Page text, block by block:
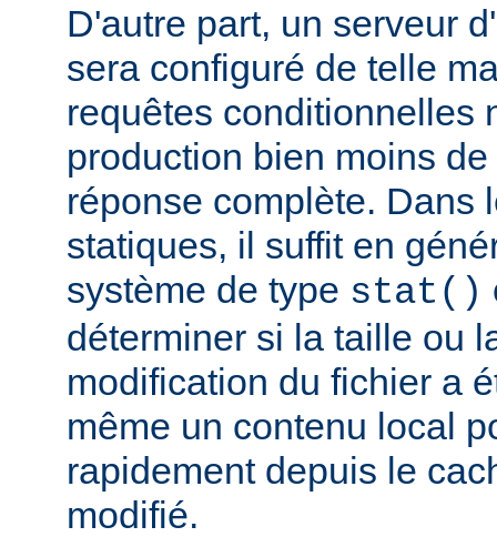
D'autre part, un serveur
sera configuré de telle
requêtes conditionnelles
production bien moins
réponse complète. Dans
statiques, il suffit en
système de type stat()
déterminer si la taille ou
modification du fichier a
même un contenu local
rapidement depuis le
modifié.